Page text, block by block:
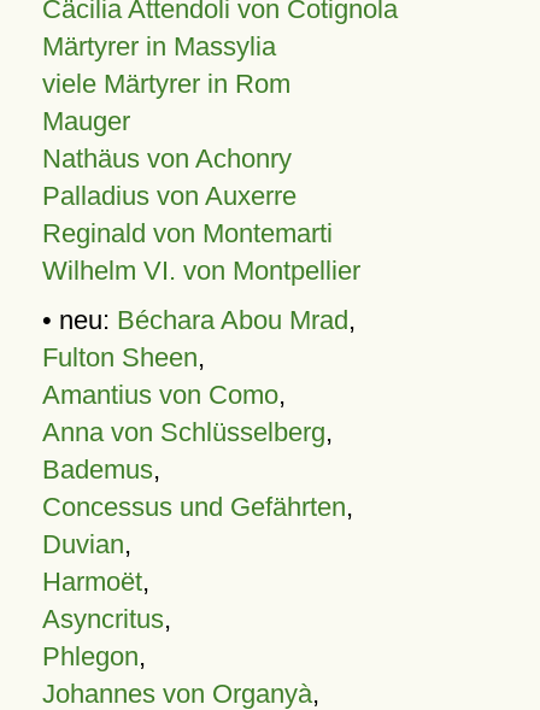
Cäcilia Attendoli von Cotignola
Märtyrer in Massylia
viele Märtyrer in Rom
Mauger
Nathäus von Achonry
Palladius von Auxerre
Reginald von Montemarti
Wilhelm VI. von Montpellier
• neu: Béchara Abou Mrad,
Fulton Sheen,
Amantius von Como,
Anna von Schlüsselberg,
Bademus,
Concessus und Gefährten,
Duvian,
Harmoët,
Asyncritus,
Phlegon,
Johannes von Organyà,